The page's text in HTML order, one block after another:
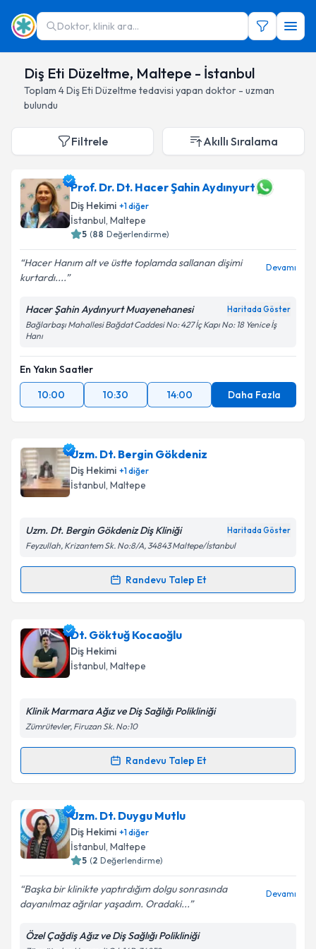
Doktor, klinik ara...
Diş Eti Düzeltme, Maltepe - İstanbul
Toplam 4Diş Eti Düzeltme tedavisi yapan doktor - uzman
bulundu
Filtrele Akıllı Sıralama
Prof. Dr. Dt. Hacer Şahin Aydınyurt
Diş Hekimi +1diğer
İstanbul, Maltepe
5 (88 Değerlendirme)
Hacer Hanım alt ve üstte toplamda sallanan dişimi
kurtardı....
Devamı
Hacer Şahin Aydınyurt Muayenehanesi Haritada Göster
Bağlarbaşı Mahallesi Bağdat Caddesi No: 427 İç Kapı No: 18 Yenice İş
Hanı
En Yakın Saatler
10:00
10:30 14:00 Daha Fazla
Uzm. Dt. Bergin Gökdeniz
Diş Hekimi +1diğer
İstanbul, Maltepe
Uzm. Dt. Bergin Gökdeniz Diş Kliniği Haritada Göster
Feyzullah, Krizantem Sk. No:8/A, 34843 Maltepe/İstanbul
Randevu Talep Et
Randevu Takvimi Talebi
Uzm. Dt. Bergin Gökdeniziçin randevu takvimi
talebi oluşturun. Size bu uzmandan randevu almanız
için bir takvim hazırlandığında e-posta ile
bilgilendireceğiz.
Kişisel verilerimin işlenmesine ilişkinAydınlatma
kapsamda işlenmesini kabul ediyorum.
Takvim Talebini Gönder
Dt. Göktuğ Kocaoğlu
Diş Hekimi
İstanbul, Maltepe
Klinik Marmara Ağız ve Diş Sağlığı Polikliniği
Zümrütevler, Firuzan Sk. No:10
Randevu Talep Et
Randevu Takvimi Talebi
Dt. Göktuğ Kocaoğluiçin randevu takvimi talebi
oluşturun. Size bu uzmandan randevu almanız için bir
takvim hazırlandığında e-posta ile bilgilendireceğiz.
Kişisel verilerimin işlenmesine ilişkin
Uzm. Dt. Duygu Mutlu
Diş Hekimi +1diğer
İstanbul, Maltepe
5 (2 Değerlendirme)
Başka bir klinikte yaptırdığım dolgu sonrasında
dayanılmaz ağrılar yaşadım. Oradaki...
Devamı
Özel Çağdiş Ağız ve Diş Sağlığı Polikliniği